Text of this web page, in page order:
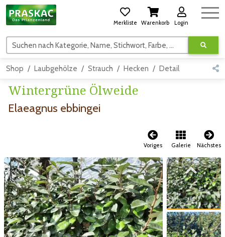
Merkliste Warenkorb Login
Suchen nach Kategorie, Name, Stichwort, Farbe, usw.
Shop Laubgehölze Strauch Hecken Detail
Wintergrüne Ölweide
Elaeagnus ebbingei
Voriges Galerie Nächstes
Zum vorigen Bild